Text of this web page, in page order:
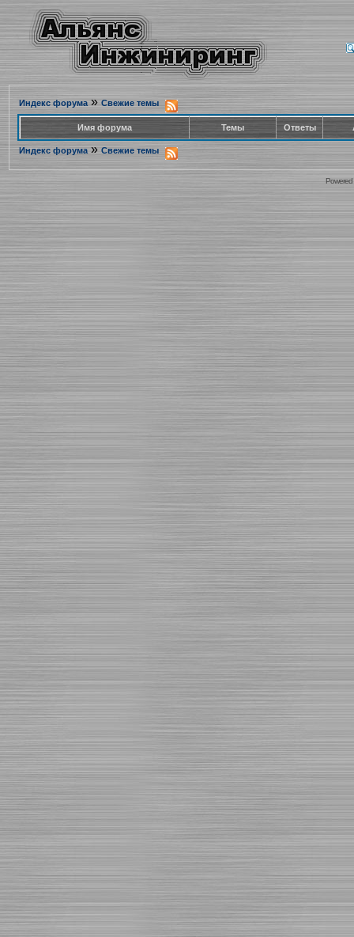
Индекс форума» Свежие темы
Имя форума Темы Ответы
Индекс форума » Свежие темы